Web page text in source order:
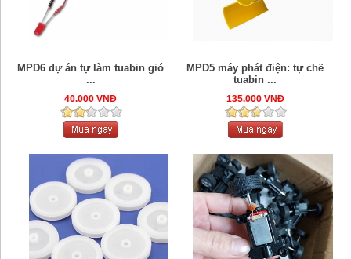
MPD6 dự án tự làm tuabin gió
...
40.000 VNĐ
MPD5 máy phát điện: tự chế
tuabin ...
135.000 VNĐ